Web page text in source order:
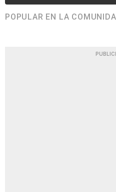
POPULAR EN LA